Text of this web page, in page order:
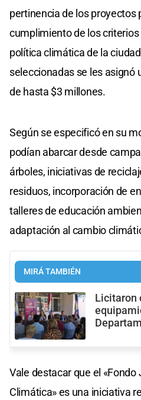
pertinencia de los proyectos
cumplimiento de los
política climática de la
seleccionadas se les asignó
de hasta $3 millones.
Según se especificó en su
podían abarcar desde
árboles, iniciativas de
residuos, incorporación de
talleres de educación
adaptación al cambio
MIRÁ TAMBIÉN
Licitaron
Vale destacar que el
Climática» es una iniciativa